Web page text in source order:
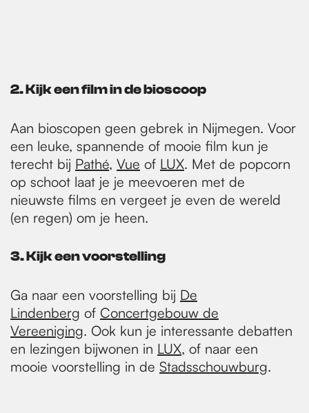
2. Kijk een film in de bioscoop
Aan bioscopen geen gebrek in Nijmegen. Voor
een leuke, spannende of mooie film kun je
terecht bij Pathé, Vue of LUX. Met de popcorn
op schoot laat je je meevoeren met de
nieuwste films en vergeet je even de wereld
(en regen) om je heen.
3. Kijk een voorstelling
Ga naar een voorstelling bij De
Lindenberg of Concertgebouw de
Vereeniging. Ook kun je interessante debatten
en lezingen bijwonen in LUX, of naar een
mooie voorstelling in de Stadsschouwburg.